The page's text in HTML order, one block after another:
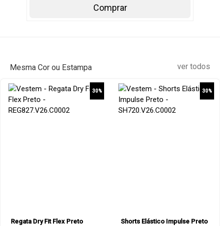
Comprar
Mesma Cor ou Estampa ver todos
30%
Regata Dry Fit Flex Preto
30%
Shorts Elástico Impulse Preto